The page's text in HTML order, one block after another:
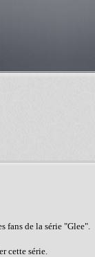
fans de la série "Glee".
cette série.